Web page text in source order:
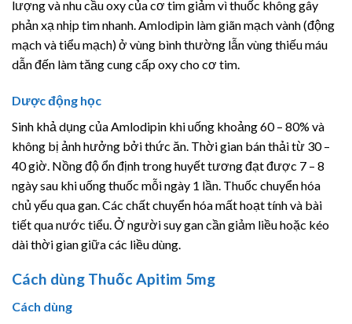
lượng và nhu cầu oxy của cơ tim giảm vì thuốc không gây
phản xạ nhịp tim nhanh. Amlodipin làm giãn mạch vành (động
mạch và tiểu mạch) ở vùng bình thường lẫn vùng thiếu máu
dẫn đến làm tăng cung cấp oxy cho cơ tim.
Dược động học
Sinh khả dụng của Amlodipin khi uống khoảng 60 – 80% và
không bị ảnh hưởng bởi thức ăn. Thời gian bán thải từ 30 –
40 giờ. Nồng độ ổn định trong huyết tương đạt được 7 – 8
ngày sau khi uống thuốc mỗi ngày 1 lần. Thuốc chuyển hóa
chủ yếu qua gan. Các chất chuyển hóa mất hoạt tính và bài
tiết qua nước tiểu. Ở người suy gan cần giảm liều hoặc kéo
dài thời gian giữa các liều dùng.
Cách dùng Thuốc Apitim 5mg
Cách dùng